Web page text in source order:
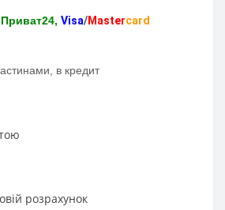
Приват24, Visa/Mastercard
в кредит
розрахунок